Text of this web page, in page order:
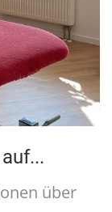
über